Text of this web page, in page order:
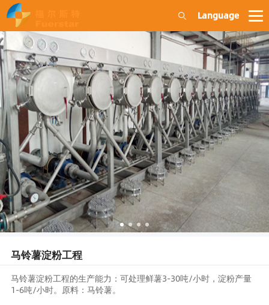
Language
马铃薯淀粉工程
马铃薯淀粉工程的生产能力：可处理鲜薯3-30吨/小时，淀粉产量
1-6吨/小时。原料：马铃薯。